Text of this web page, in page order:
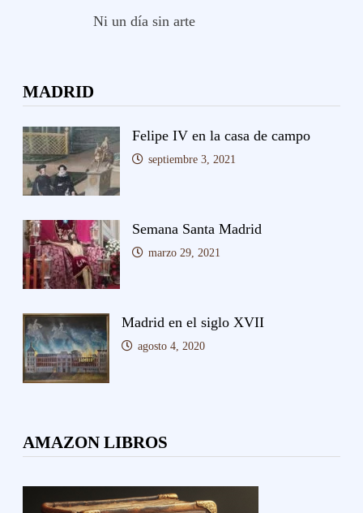
Ni un día sin arte
MADRID
Felipe IV en la casa de campo
septiembre 3, 2021
Semana Santa Madrid
marzo 29, 2021
Madrid en el siglo XVII
agosto 4, 2020
AMAZON LIBROS